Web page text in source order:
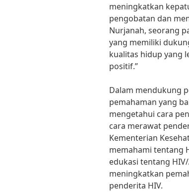
meningkatkan
pengobatan dan
Nurjanah, seorang
yang memiliki
kualitas hidup yang
positif.”
Dalam mendukung
pemahaman yang
mengetahui cara
cara merawat
Kementerian
memahami tentang
edukasi tentang
meningkatkan
penderita HIV.